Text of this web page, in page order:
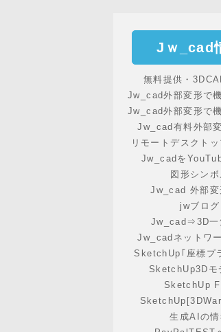
Jｗ_cad
無料提供・
Jw_cad外部変形で
Jw_cad外部変形で
Jw_cad有料外部
リモートデスクト
Jw_cadを
図形シンボ
Jw_cad 外部変
jwブログ
Jw_cad⇒3D一
Jw_cadネットワ
SketchUp｢座標プ
SketchUp3Dモ
SketchUp
生成AIの情